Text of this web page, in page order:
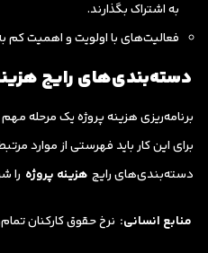
به اشتراک بگذارند.
فعالیت‌های با اولویت و اهمیت
دسته‌بندی‌های رایج
برنامه‌ریزی هزینه پروژه یک مرحله
برای این کار باید فهرستی از موارد
دسته‌بندی‌های رایج هزینه پروژه را
منابع انسانی: نرخ حقوق کارکنان